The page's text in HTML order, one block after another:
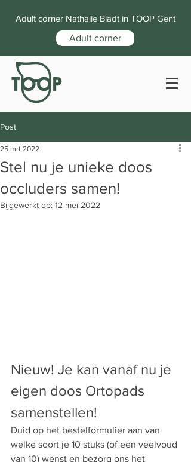
Adult corner Nathalie Bladt in TOOP Gent
Adult corner
Post
Stel nu je unieke doos
occluders samen!
25 mrt 2022
Bijgewerkt op: 12 mei 2022
Nieuw! Je kan vanaf nu je
eigen doos Ortopads
samenstellen!
Duid op het bestelformulier aan van
welke soort je 10 stuks (of een veelvoud
van 10) wenst en bezorg ons het